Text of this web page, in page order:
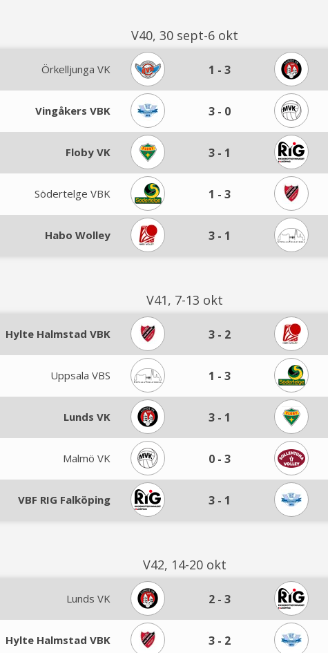
V40, 30 sept-6 okt
Örkelljunga VK 1 - 3
Vingåkers VBK 3 - 0
Floby VK 3 - 1
Södertelge VBK 1 - 3
Habo Wolley 3 - 1
V41, 7-13 okt
Hylte Halmstad VBK 3 - 2
Uppsala VBS 1 - 3
Lunds VK 3 - 1
Malmö VK 0 - 3
VBF RIG Falköping 3 - 1
V42, 14-20 okt
Lunds VK 2 - 3
Hylte Halmstad VBK 3 - 2